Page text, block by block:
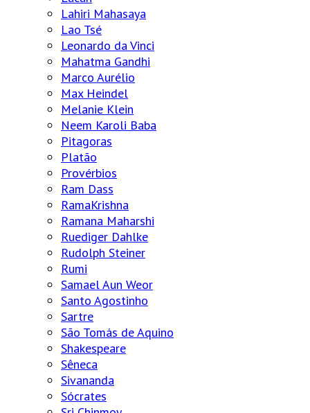
Lahiri Mahasaya
Lao Tsé
Leonardo da Vinci
Mahatma Gandhi
Marco Aurélio
Max Heindel
Melanie Klein
Neem Karoli Baba
Pitagoras
Platão
Provérbios
Ram Dass
RamaKrishna
Ramana Maharshi
Ruediger Dahlke
Rudolph Steiner
Rumi
Samael Aun Weor
Santo Agostinho
Sartre
São Tomás de Aquino
Shakespeare
Sêneca
Sivananda
Sócrates